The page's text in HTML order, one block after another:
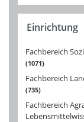
Einrichtung
Fachbereich
1071
Fachbereich
735
Fachbereich